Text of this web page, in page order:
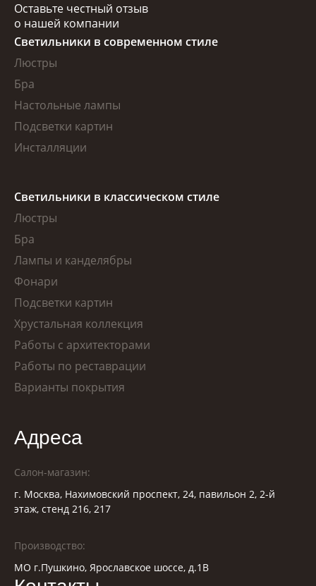
Оставьте честный отзыв
о нашей компании
Светильники в современном стиле
Люстры
Бра
Настольные лампы
Подсветки картин
Инсталляции
Светильники в классическом стиле
Люстры
Бра
Лампы и канделябры
Фонари
Подсветки картин
Хрустальная коллекция
Работы с архитекторами
Работы по реставрации
Варианты покрытия
Адреса
Салон-магазин:
г. Москва, Нахимовский проспект, 24, павильон 2, 2-й
этаж, стенд 216, 217
Производство:
МО г.Пушкино, Ярославское шоссе, д.1В